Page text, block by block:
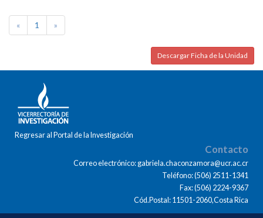
« 1 »
Descargar Ficha de la Unidad
Regresar al Portal de la Investigación
Contacto
Correo electrónico: gabriela.chaconzamora@ucr.ac.cr
Teléfono: (506) 2511-1341
Fax: (506) 2224-9367
Cód.Postal: 11501-2060,Costa Rica